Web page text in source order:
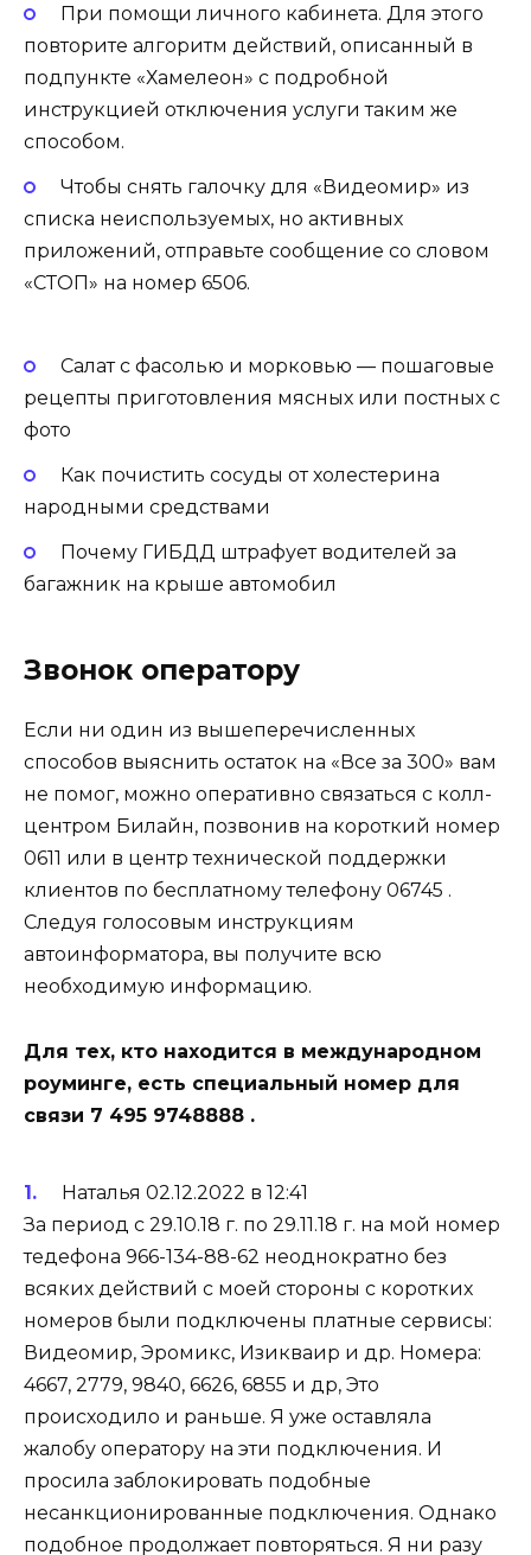
При помощи личного кабинета. Для этого
повторите алгоритм действий, описанный в
подпункте «Хамелеон» с подробной
инструкцией отключения услуги таким же
способом.
Чтобы снять галочку для «Видеомир» из
списка неиспользуемых, но активных
приложений, отправьте сообщение со словом
«СТОП» на номер 6506.
Салат с фасолью и морковью — пошаговые
рецепты приготовления мясных или постных с
фото
Как почистить сосуды от холестерина
народными средствами
Почему ГИБДД штрафует водителей за
багажник на крыше автомобил
Звонок оператору
Если ни один из вышеперечисленных
способов выяснить остаток на «Все за 300» вам
не помог, можно оперативно связаться с колл-
центром Билайн, позвонив на короткий номер
0611 или в центр технической поддержки
клиентов по бесплатному телефону 06745 .
Следуя голосовым инструкциям
автоинформатора, вы получите всю
необходимую информацию.
Для тех, кто находится в международном
роуминге, есть специальный номер для
связи 7 495 9748888 .
Наталья 02.12.2022 в 12:41
За период с 29.10.18 г. по 29.11.18 г. на мой номер
тедефона 966-134-88-62 неоднократно без
всяких действий с моей стороны с коротких
номеров были подключены платные сервисы:
Видеомир, Эромикс, Изикваир и др. Номера:
4667, 2779, 9840, 6626, 6855 и др, Это
происходило и раньше. Я уже оставляла
жалобу оператору на эти подключения. И
просила заблокировать подобные
несанкционированные подключения. Однако
подобное продолжает повторяться. Я ни разу